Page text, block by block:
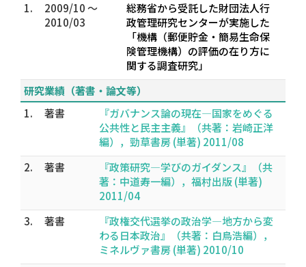
1.
2009/10 ～
2010/03
総務省から受託した財団法人行
政管理研究センターが実施した
「機構（郵便貯金・簡易生命保
険管理機構）の評価の在り方に
関する調査研究」
研究業績（著書・論文等）
1.
著書
『ガバナンス論の現在―国家をめぐる
公共性と民主主義』（共著：岩崎正洋
編），勁草書房 (単著) 2011/08
2.
著書
『政策研究―学びのガイダンス』（共
著：中道寿一編），福村出版 (単著)
2011/04
3.
著書
『政権交代選挙の政治学―地方から変
わる日本政治』（共著：白鳥浩編），
ミネルヴァ書房 (単著) 2010/10